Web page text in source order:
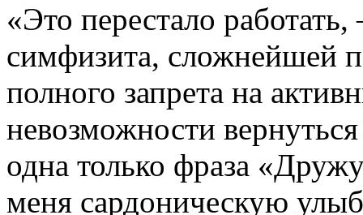
«Это перестало
симфизита, сложнейшей
полного запрета на
невозможности
одна только фраза
меня сардоническую